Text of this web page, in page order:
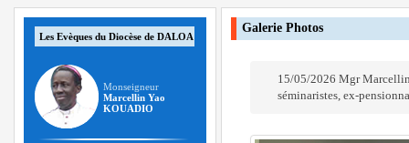
Les Evèques du Diocèse de DALOA
Monseigneur
Marcellin Yao
KOUADIO
Galerie Photos
15/05/2026 Mgr
séminaristes, ex-